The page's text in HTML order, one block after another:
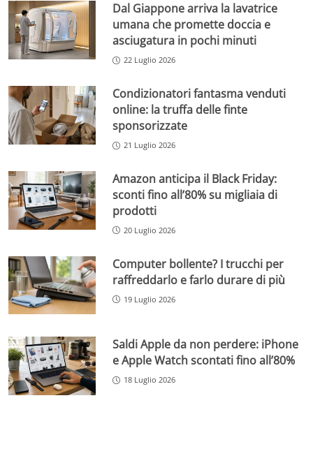
Dal Giappone arriva la lavatrice
umana che promette doccia e
asciugatura in pochi minuti
22 Luglio 2026
Condizionatori fantasma venduti
online: la truffa delle finte
sponsorizzate
21 Luglio 2026
Amazon anticipa il Black Friday:
sconti fino all’80% su migliaia di
prodotti
20 Luglio 2026
Computer bollente? I trucchi per
raffreddarlo e farlo durare di più
19 Luglio 2026
Saldi Apple da non perdere: iPhone
e Apple Watch scontati fino all’80%
18 Luglio 2026